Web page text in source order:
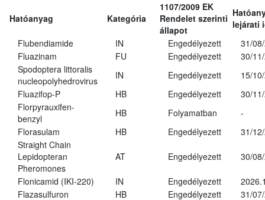
Hatóanyag Kategória
1107/2009 EK
Rendelet szerinti
állapot
lejárati
Flubendiamide
IN Engedélyezett
31/
Fluazinam
FU Engedélyezett
30/
Spodoptera littoralis
nucleopolyhedrovirus
IN Engedélyezett
15/
Fluazifop-P
HB Engedélyezett
30/
Florpyrauxifen-
benzyl
HB Folyamatban
-
Florasulam
HB Engedélyezett
31/
Straight Chain
Lepidopteran
Pheromones
AT Engedélyezett 30/
Flonicamid (IKI-220) IN Engedélyezett
Flazasulfuron
HB Engedélyezett
31/